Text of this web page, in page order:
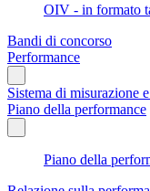
OIV - in formato
Bandi di concorso
Performance
Sistema di misurazione
Piano della performance
Piano della